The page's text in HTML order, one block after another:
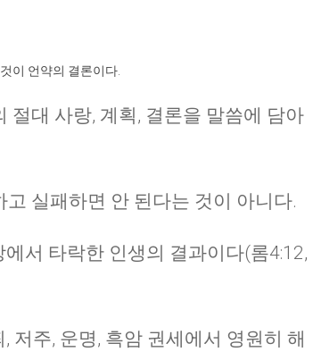
이 언약의 결론이다.
절대 사랑, 계획, 결론을 말씀에 담아
실패하면 안 된다는 것이 아니다.
서 타락한 인생의 결과이다(롬4:12,
저주, 운명, 흑암 권세에서 영원히 해